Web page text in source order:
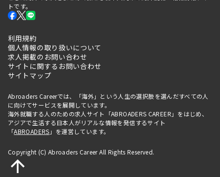
トです。
利用規約
個人情報の取り扱いについて
求人掲載のお問い合わせ
サイトに関するお問い合わせ
サイトマップ
Abroaders Careerでは、「海外」という人生の選択肢を選んだすべての人
に向けてサービスを展開しています。
海外就職する人のための求人サイト「ABROADERS CAREER」をはじめ、
アジアで生活する日本人がリアルな情報を発信するサイト
「ABROADERS 」を運営しています。
Copyright (C) Abroaders Career All Rights Reserved.